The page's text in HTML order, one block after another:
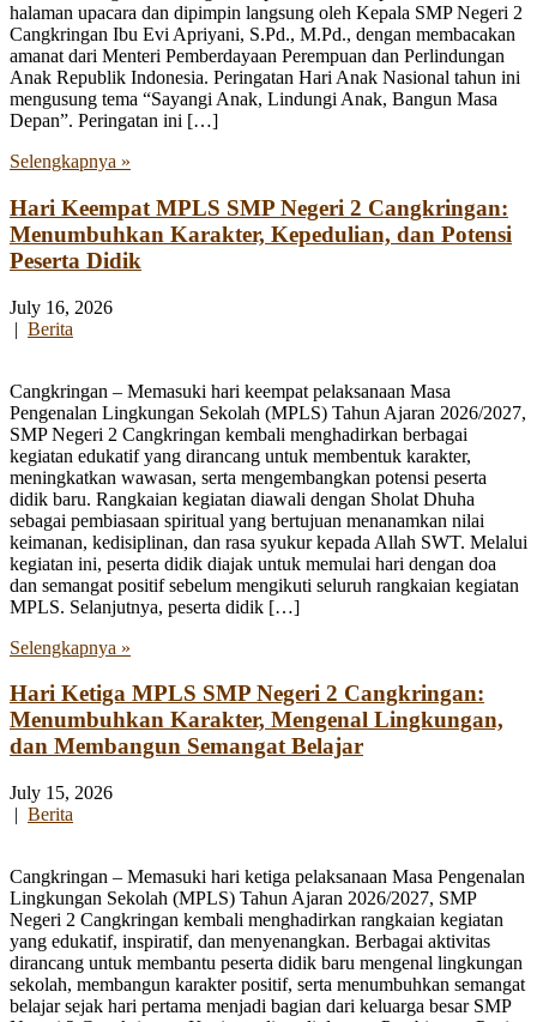
halaman upacara dan dipimpin langsung oleh Kepala SMP Negeri 2
Cangkringan Ibu Evi Apriyani, S.Pd., M.Pd., dengan membacakan
amanat dari Menteri Pemberdayaan Perempuan dan Perlindungan
Anak Republik Indonesia. Peringatan Hari Anak Nasional tahun ini
mengusung tema “Sayangi Anak, Lindungi Anak, Bangun Masa
Depan”. Peringatan ini […]
Selengkapnya »
Hari Keempat MPLS SMP Negeri 2 Cangkringan:
Menumbuhkan Karakter, Kepedulian, dan Potensi
Peserta Didik
July 16, 2026
| Berita
Cangkringan – Memasuki hari keempat pelaksanaan Masa
Pengenalan Lingkungan Sekolah (MPLS) Tahun Ajaran 2026/2027,
SMP Negeri 2 Cangkringan kembali menghadirkan berbagai
kegiatan edukatif yang dirancang untuk membentuk karakter,
meningkatkan wawasan, serta mengembangkan potensi peserta
didik baru. Rangkaian kegiatan diawali dengan Sholat Dhuha
sebagai pembiasaan spiritual yang bertujuan menanamkan nilai
keimanan, kedisiplinan, dan rasa syukur kepada Allah SWT. Melalui
kegiatan ini, peserta didik diajak untuk memulai hari dengan doa
dan semangat positif sebelum mengikuti seluruh rangkaian kegiatan
MPLS. Selanjutnya, peserta didik […]
Selengkapnya »
Hari Ketiga MPLS SMP Negeri 2 Cangkringan:
Menumbuhkan Karakter, Mengenal Lingkungan,
dan Membangun Semangat Belajar
July 15, 2026
| Berita
Cangkringan – Memasuki hari ketiga pelaksanaan Masa Pengenalan
Lingkungan Sekolah (MPLS) Tahun Ajaran 2026/2027, SMP
Negeri 2 Cangkringan kembali menghadirkan rangkaian kegiatan
yang edukatif, inspiratif, dan menyenangkan. Berbagai aktivitas
dirancang untuk membantu peserta didik baru mengenal lingkungan
sekolah, membangun karakter positif, serta menumbuhkan semangat
belajar sejak hari pertama menjadi bagian dari keluarga besar SMP